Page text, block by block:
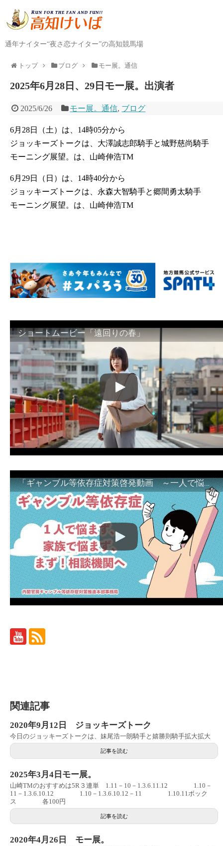
通年ナイター“夜さ恋ナイター”の高知競馬場
トップ ブログ モー展。通信
2025年6月28日、29日モー展。出演者
2025/6/26 モー展。通信, ブログ
6月28日（土）は、14時05分から
ジョッキーズトークは、大澤誠志郎騎手と城野慈尚騎手
モーニング展望。は、山崎伸浩TM
6月29日（日）は、14時40分から
ジョッキーズトークは、永森大智騎手と郷間勇太騎手
モーニング展望。は、山崎伸浩TM
ショートムービー「遠回りの春」
「ギャンブル等依存症対策啓発動画 ～一人で悩まず、家族で悩まず、まず！相談機関へ～」
関連記事
2020年9月12日 ジョッキーズトーク
今日のジョッキーズトークは、妹尾浩一朗騎手と嬉勝則騎手拡大拡大
記事を読む
2025年3月4日モー展。
山崎TMのおすすめは5R３連単 1.11－10－1.3.6.11.12 1.10－
11－1.3.6.10.12 1.10－1.3.6.10.12－11 1.10.11ボック
ス 各100円
記事を読む
2020年4月26日 モー展。